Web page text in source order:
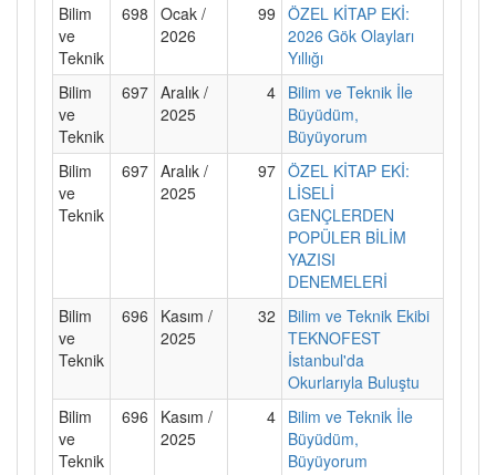
Bilim
ve
Teknik
698 Ocak /
2026
99 ÖZEL KİTAP EKİ:
2026 Gök Olayları
Yıllığı
Bilim
ve
Teknik
697 Aralık /
2025
4 Bilim ve Teknik İle
Büyüdüm,
Büyüyorum
Bilim
ve
Teknik
697 Aralık /
2025
97 ÖZEL KİTAP EKİ:
LİSELİ
GENÇLERDEN
POPÜLER BİLİM
YAZISI
DENEMELERİ
Bilim
ve
Teknik
696
Kasım /
2025
32
Bilim ve Teknik Ekibi
TEKNOFEST
İstanbul'da
Okurlarıyla Buluştu
Bilim
ve
Teknik
696
Kasım /
2025
4 Bilim ve Teknik İle
Büyüdüm,
Büyüyorum